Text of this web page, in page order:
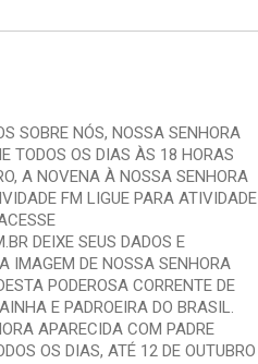
SOBRE NÓS, NOSSA SENHORA
TODOS OS DIAS ÀS 18 HORAS
A NOVENA À NOSSA SENHORA
FM LIGUE PARA ATIVIDADE
DEIXE SEUS DADOS E
IMAGEM DE NOSSA SENHORA
PODEROSA CORRENTE DE
E PADROEIRA DO BRASIL.
APARECIDA COM PADRE
OS DIAS, ATÉ 12 DE OUTUBRO